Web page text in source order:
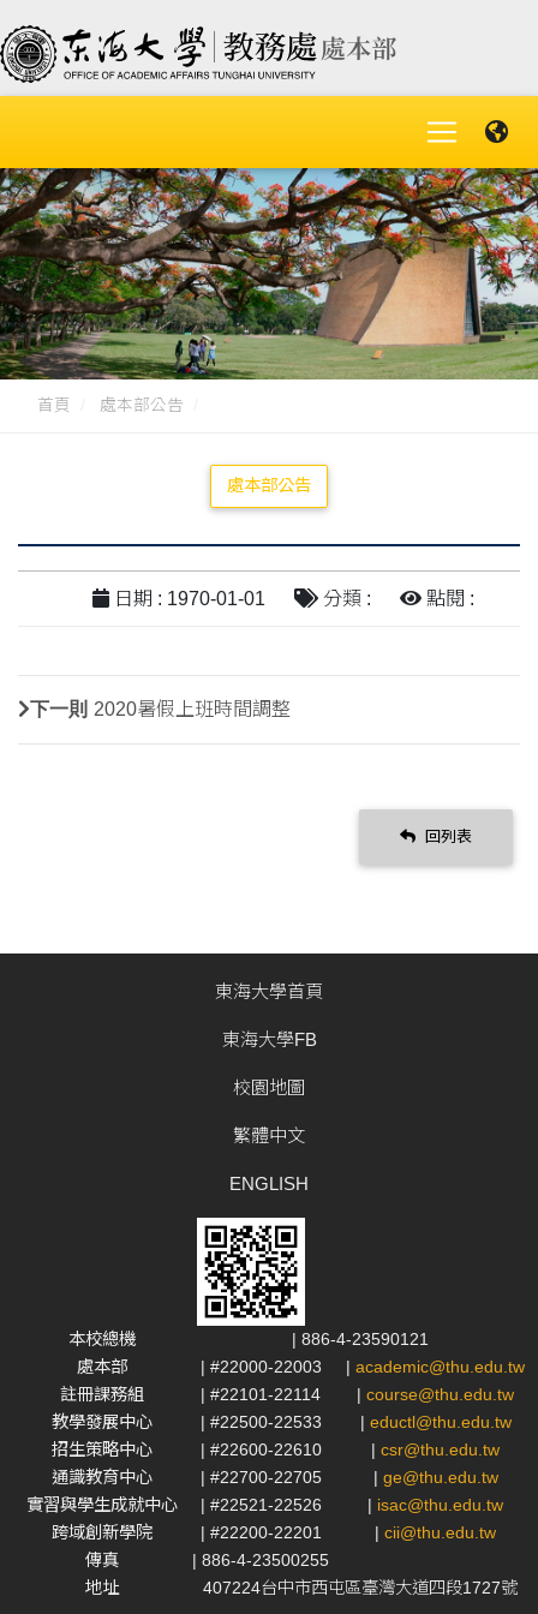
首頁 處本部公告
處本部公告
日期 : 1970-01-01 分類 : 點閱 :
下一則 2020暑假上班時間調整
回列表
東海大學首頁
東海大學FB
校園地圖
繁體中文
ENGLISH
本校總機
| 886-4-23590121
處本部
| #22000-22003 | academic@thu.edu.tw
註冊課務組
| #22101-22114 | course@thu.edu.tw
教學發展中心
| #22500-22533 | eductl@thu.edu.tw
招生策略中心
| #22600-22610 | csr@thu.edu.tw
通識教育中心
| #22700-22705 | ge@thu.edu.tw
實習與學生成就中心
| #22521-22526 | isac@thu.edu.tw
跨域創新學院
| #22200-22201 | cii@thu.edu.tw
傳真
| 886-4-23500255
地址
407224台中市西屯區臺灣大道四段1727號